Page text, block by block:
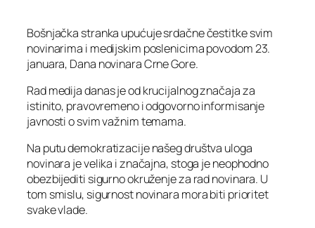
Bošnjačka stranka upućuje srdačne čestitke svim
novinarima i medijskim poslenicima povodom 23.
januara, Dana novinara Crne Gore.
Rad medija danas je od krucijalnog značaja za
istinito, pravovremeno i odgovorno informisanje
javnosti o svim važnim temama.
Na putu demokratizacije našeg društva uloga
novinara je velika i značajna, stoga je neophodno
obezbijediti sigurno okruženje za rad novinara. U
tom smislu, sigurnost novinara mora biti prioritet
svake vlade.